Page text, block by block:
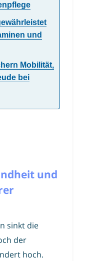
und
Mobilität,
bei
und
sinkt die
der
hoch.